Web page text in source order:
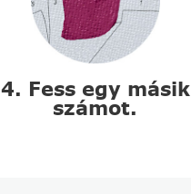
4. Fess egy másik
számot.